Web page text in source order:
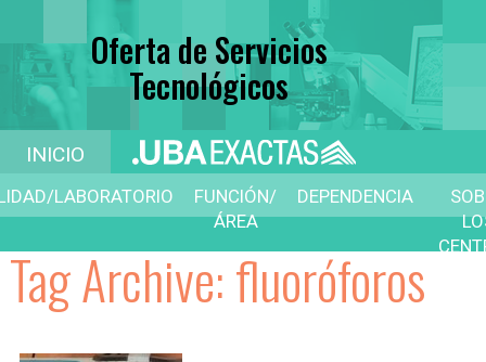
Oferta de Servicios
Tecnológicos
INICIO
LABORATORIO
FUNCIÓN/
ÁREA
DEPENDENCIA
Tag Archive: fluoróforos